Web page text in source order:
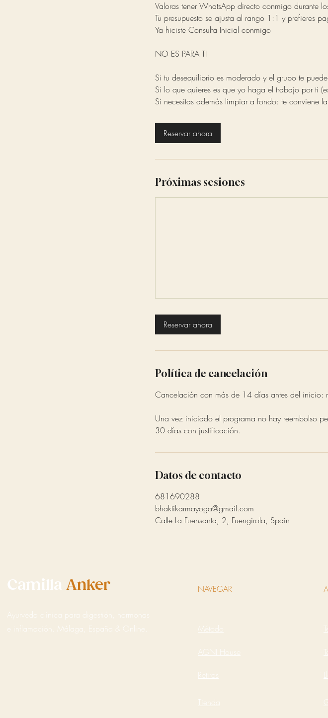
Valoras tener WhatsApp directo conmigo durante
Tu presupuesto se ajusta al rango 1:1 y prefieres
Ya hiciste Consulta Inicial conmigo
NO ES PARA TI
Si tu desequilibrio es moderado y el grupo te
Si lo que quieres es que yo haga el trabajo por ti
Si necesitas además limpiar a fondo: te conviene
Reservar ahora
Próximas sesiones
Reservar ahora
Política de cancelación
Cancelación con más de 14 días antes del inicio:
Una vez iniciado el programa no hay reembolso
30 días con justificación.
Datos de contacto
681690288
bhaktikarmayoga@gmail.com
Calle La Fuensanta, 2, Fuengirola, Spain
Camilla Anker
Ayurveda clínica para digestión, hormonas
e inflamación. Málaga, España & Online.
NAVEGAR
Método
AGNI House
Retiros
Tienda